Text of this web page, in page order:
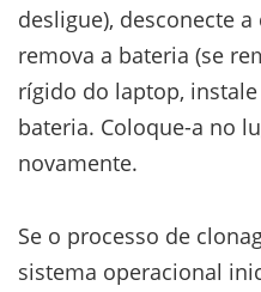
desligue), desconecte a
remova a bateria (se
rígido do laptop,
bateria. Coloque-a no
novamente.
Se o processo de
sistema operacional